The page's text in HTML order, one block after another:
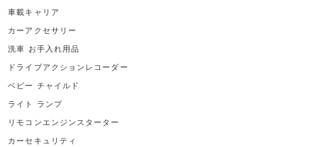
車載キャリア
カーアクセサリー
洗車 お手入れ用品
ドライブアクションレコーダー
ベビー チャイルド
ライト ランプ
リモコンエンジンスターター
カーセキュリティ